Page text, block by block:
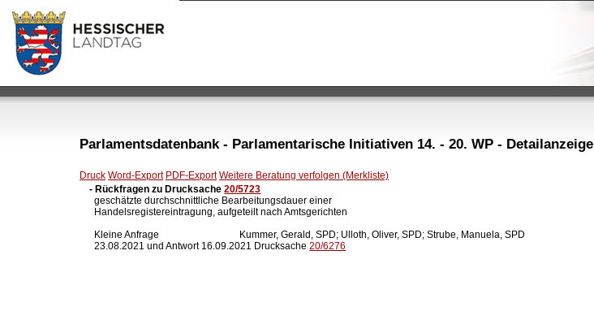
Parlamentsdatenbank - Parlamentarische Initiativen 14. - 20. WP - Detailanzeige
Druck Word-Export PDF-Export Weitere Beratung verfolgen (Merkliste)
- Rückfragen zu Drucksache 20/5723
geschätzte durchschnittliche Bearbeitungsdauer einer
  Handelsregistereintragung, aufgeteilt nach Amtsgerichten
  Kleine Anfrage                                 Kummer, Gerald, SPD; Ulloth, Oliver, SPD; Strube, Manuela, SPD
  23.08.2021 und Antwort 16.09.2021 Drucksache
20/6276